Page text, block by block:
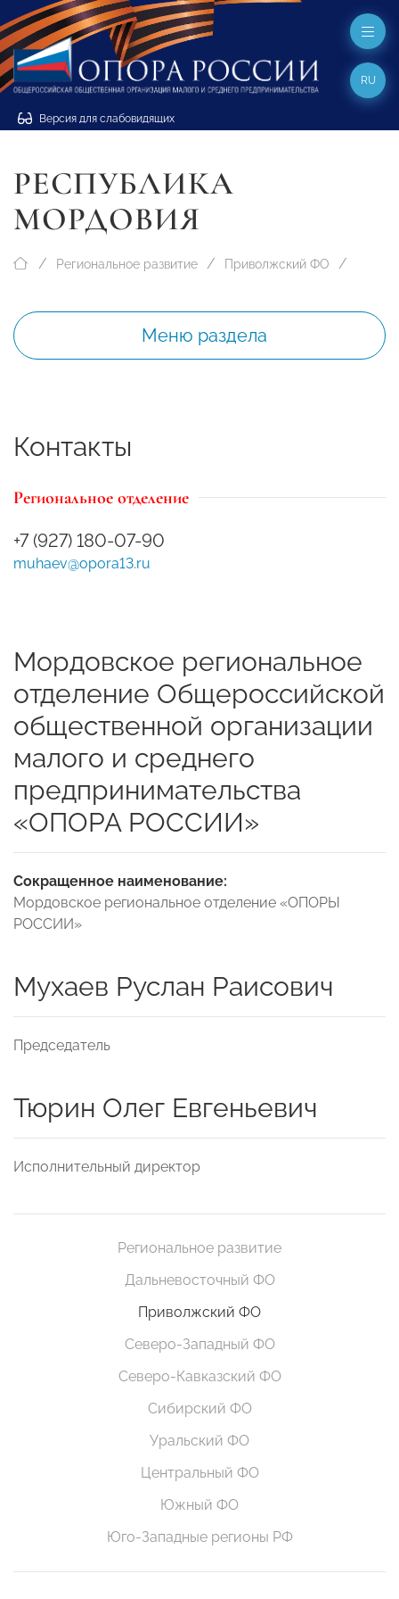
Версия для слабовидящих
RU
РЕСПУБЛИКА
МОРДОВИЯ
Региональное развитие Приволжский ФО
Меню раздела
Контакты
Региональное отделение
+7 (927) 180-07-90
muhaev@opora13.ru
Мордовское региональное
отделение Общероссийской
общественной организации
малого и среднего
предпринимательства
«ОПОРА РОССИИ»
Сокращенное наименование:
Мордовское региональное отделение «ОПОРЫ
РОССИИ»
Мухаев Руслан Раисович
Председатель
Тюрин Олег Евгеньевич
Исполнительный директор
Региональное развитие
Дальневосточный ФО
Приволжский ФО
Северо-Западный ФО
Северо-Кавказский ФО
Сибирский ФО
Уральский ФО
Центральный ФО
Южный ФО
Юго-Западные регионы РФ